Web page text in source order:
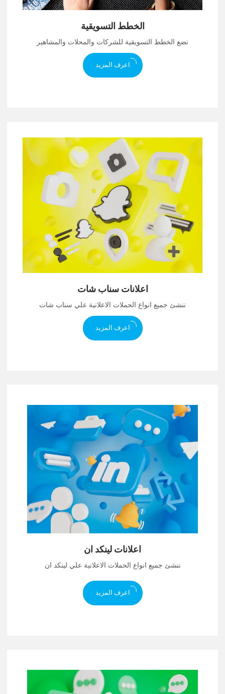
الخطط التسويقية
نضع الخطط التسويقية للشركات والمحلات والمشاهير
اعرف المزيد
اعلانات سناب شات
ننشئ جميع انواع الحملات الاعلانية علي سناب شات
اعرف المزيد
اعلانات لينكد ان
ننشئ جميع انواع الحملات الاعلانية علي لينكد ان
اعرف المزيد